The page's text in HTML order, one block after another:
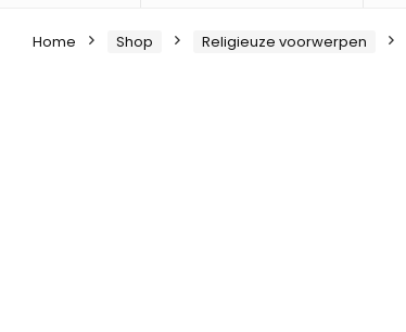
Home Shop Religieuze voorwerpen